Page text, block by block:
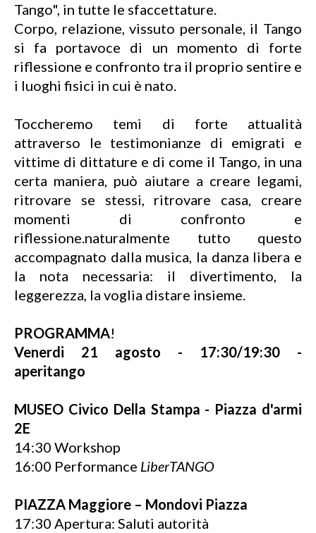
Tango", in tutte le sfaccettature.
Corpo, relazione, vissuto personale, il Tango
si fa portavoce di un momento di forte
riflessione e confronto tra il proprio sentire e
i luoghi fisici in cui è nato.
Toccheremo temi di forte attualità
attraverso le testimonianze di emigrati e
vittime di dittature e di come il Tango, in una
certa maniera, può aiutare a creare legami,
ritrovare se stessi, ritrovare casa, creare
momenti di confronto e
riflessione.naturalmente tutto questo
accompagnato dalla musica, la danza libera e
la nota necessaria: il divertimento, la
leggerezza, la voglia distare insieme.
PROGRAMMA!
Venerdi 21 agosto - 17:30/19:30 -
aperitango
MUSEO Civico Della Stampa - Piazza d'armi
2E
14:30 Workshop
16:00 Performance LiberTANGO
PIAZZA Maggiore – Mondovi Piazza
17:30 Apertura: Saluti autorità